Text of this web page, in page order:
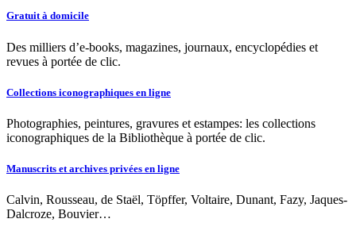
Gratuit à domicile
Des milliers d’e-books, magazines, journaux, encyclopédies et
revues à portée de clic.
Collections iconographiques en ligne
Photographies, peintures, gravures et estampes: les collections
iconographiques de la Bibliothèque à portée de clic.
Manuscrits et archives privées en ligne
Calvin, Rousseau, de Staël, Töpffer, Voltaire, Dunant, Fazy, Jaques-
Dalcroze, Bouvier…